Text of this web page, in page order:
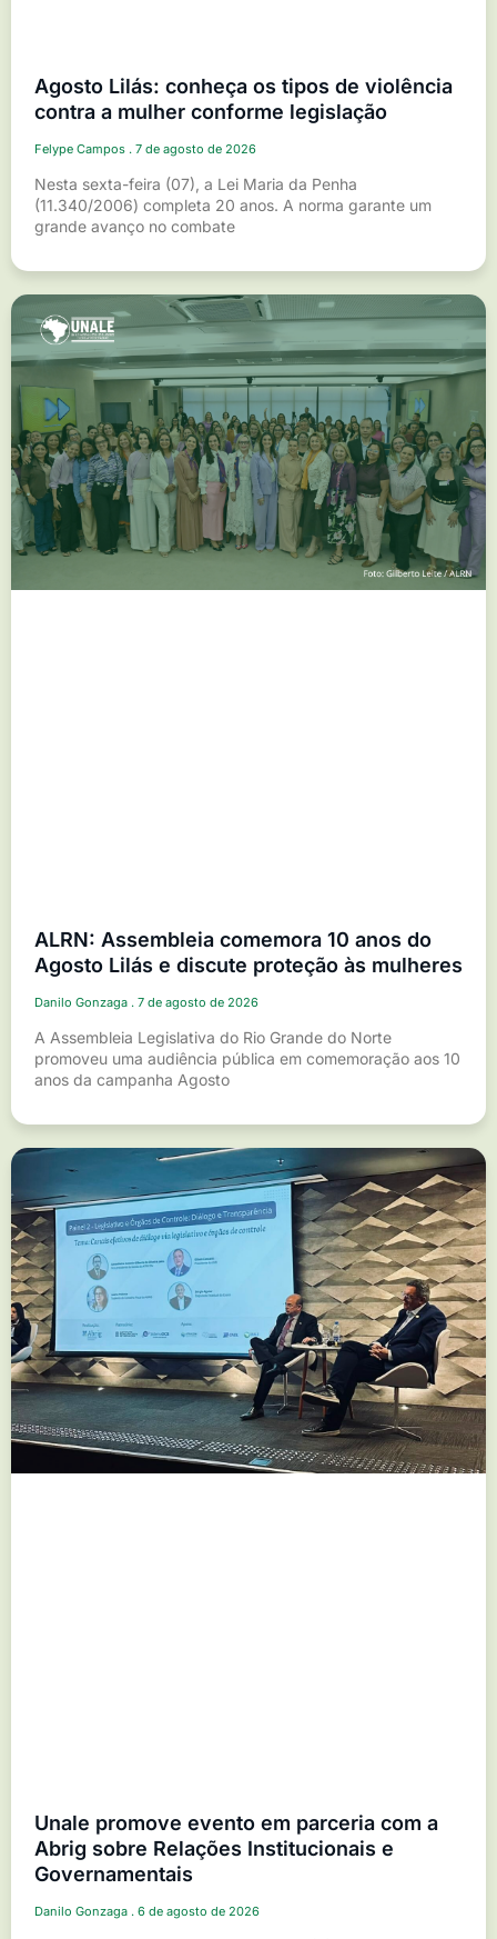
Agosto Lilás: conheça os tipos de violência
contra a mulher conforme legislação
Felype Campos 7 de agosto de 2026
Nesta sexta-feira (07), a Lei Maria da Penha
(11.340/2006) completa 20 anos. A norma garante um
grande avanço no combate
ALRN: Assembleia comemora 10 anos do
Agosto Lilás e discute proteção às mulheres
Danilo Gonzaga 7 de agosto de 2026
A Assembleia Legislativa do Rio Grande do Norte
promoveu uma audiência pública em comemoração aos 10
anos da campanha Agosto
Unale promove evento em parceria com a
Abrig sobre Relações Institucionais e
Governamentais
Danilo Gonzaga 6 de agosto de 2026